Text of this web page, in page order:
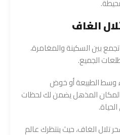
الغاف
بين السكينة والمغامرة،
الجميع.
وسط الطبيعة أو خوض
المذهل يضمن لك لحظات
الغاف، حيث ينتظرك عالم